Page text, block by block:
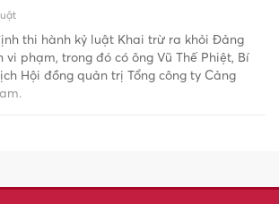
thi hành kỷ luật Khai trừ ra khỏi Đảng
phạm, trong đó có ông Vũ Thế Phiệt, Bí
Hội đồng quản trị Tổng công ty Cảng